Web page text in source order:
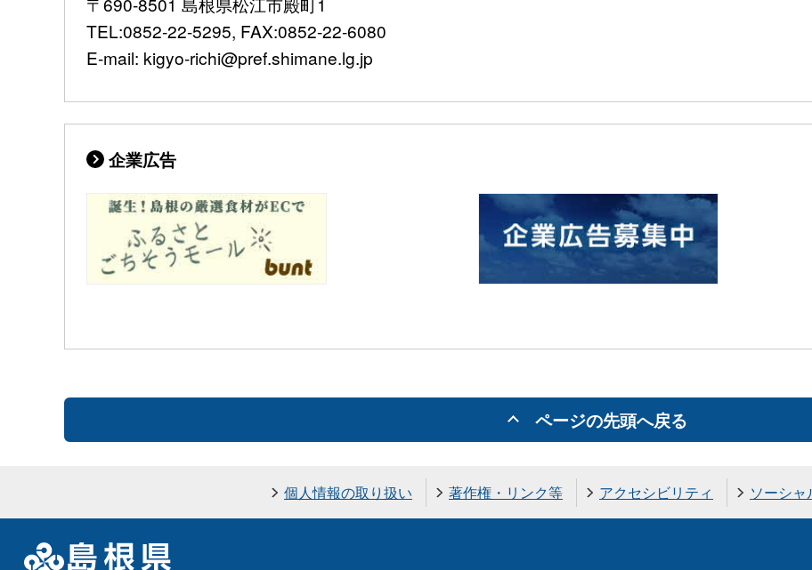
TEL:0852-22-5295, FAX:0852-22-6080
E-mail: kigyo-richi@pref.shimane.lg.jp
企業広告
ページの先頭へ戻る
個人情報の取り扱い 著作権・リンク等 アクセシビリティ ソーシ